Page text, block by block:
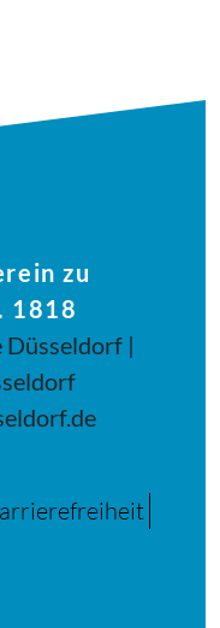
zu
1818
Düsseldorf |